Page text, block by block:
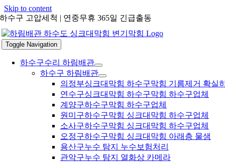
Skip to content
하수구 고압세척 | 연중무휴 365일 긴급출동
Toggle Navigation
하수구수리 하림배관
하수구 하림배관
의정부싱크대막힘 하수구막힘 기름제거 확실
연수구싱크대막힘 하수구막힘 하수구업체
계양구하수구막힘 하수구업체
원미구하수구막힘 싱크대막힘 하수구업체
소사구하수구막힘 싱크대막힘 하수구업체
오정구하수구막힘 싱크대막힘 아래층 물샘
용산구누수 탐지 누수보험처리
관악구누수 탐지 열화상 카메라